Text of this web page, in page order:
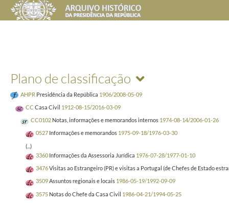
Plano de classificação
AHPR Presidência da República 1906/2008-05-09
CC Casa Civil 1912-08-15/2016-03-09
CC0102 Notas, informações e memorandos internos 1974-08-14/2006-01-26
0527 Informações e memorandos 1975-09-18/1976-03-30
(...)
3360 Informações da Assessoria Jurídica 1976-07-28/1977-01-10
3476Visitas ao Estrangeiro (PR) e visitas a Portugal (de Chefes de Estado
3509Assuntos regionais e locais 1986-05-19/1992-09-09
3575 Notas do Chefe da Casa Civil 1986-04-21/1994-05-25